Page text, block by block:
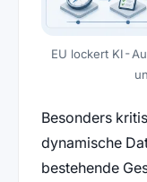
EU lockert KI-
Besonders
dynamische
bestehende